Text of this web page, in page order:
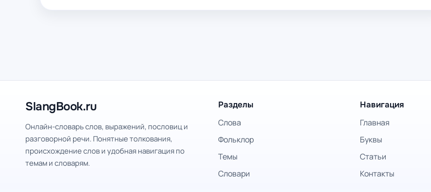
SlangBook.ru
Онлайн-словарь слов, выражений, пословиц и
разговорной речи. Понятные толкования,
происхождение слов и удобная навигация по
темам и словарям.
Разделы
Слова
Фольклор
Темы
Словари
Навигация
Главная
Буквы
Статьи
Контакты